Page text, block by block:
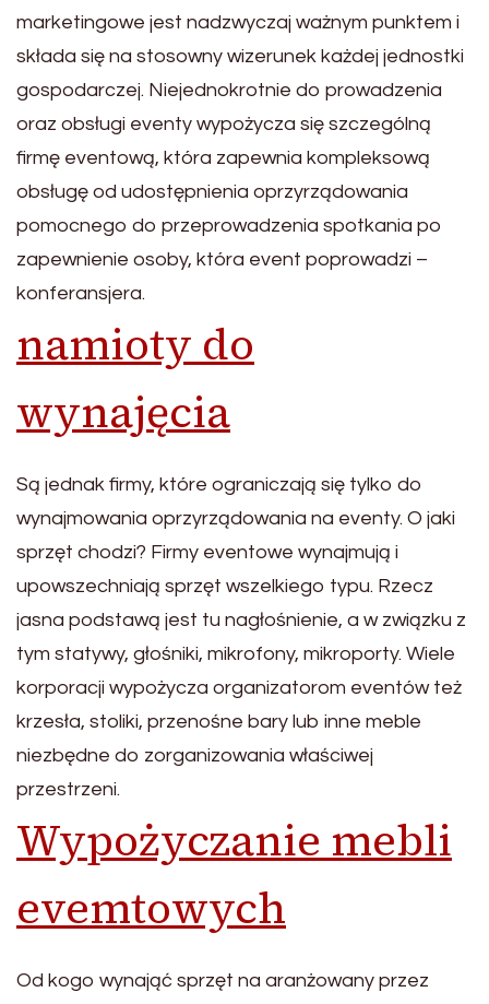
marketingowe jest nadzwyczaj ważnym punktem i
składa się na stosowny wizerunek każdej jednostki
gospodarczej. Niejednokrotnie do prowadzenia
oraz obsługi eventy wypożycza się szczególną
firmę eventową, która zapewnia kompleksową
obsługę od udostępnienia oprzyrządowania
pomocnego do przeprowadzenia spotkania po
zapewnienie osoby, która event poprowadzi –
konferansjera.
namioty do
wynajęcia
Są jednak firmy, które ograniczają się tylko do
wynajmowania oprzyrządowania na eventy. O jaki
sprzęt chodzi? Firmy eventowe wynajmują i
upowszechniają sprzęt wszelkiego typu. Rzecz
jasna podstawą jest tu nagłośnienie, a w związku z
tym statywy, głośniki, mikrofony, mikroporty. Wiele
korporacji wypożycza organizatorom eventów też
krzesła, stoliki, przenośne bary lub inne meble
niezbędne do zorganizowania właściwej
przestrzeni.
Wypożyczanie mebli
evemtowych
Od kogo wynająć sprzęt na aranżowany przez